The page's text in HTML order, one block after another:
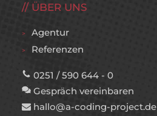
ÜBER UNS
Agentur
Referenzen
0251 / 590 644 - 0
Gespräch vereinbaren
hallo@a-coding-project.de